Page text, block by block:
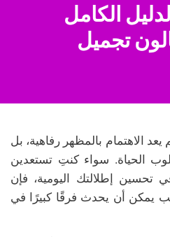
الكامل
تجميل
الاهتمام بالمظهر رفاهية، بل
الحياة. سواء كنتِ تستعدين
تحسين إطلالتك اليومية، فإن
يمكن أن يحدث فرقًا كبيرًا في